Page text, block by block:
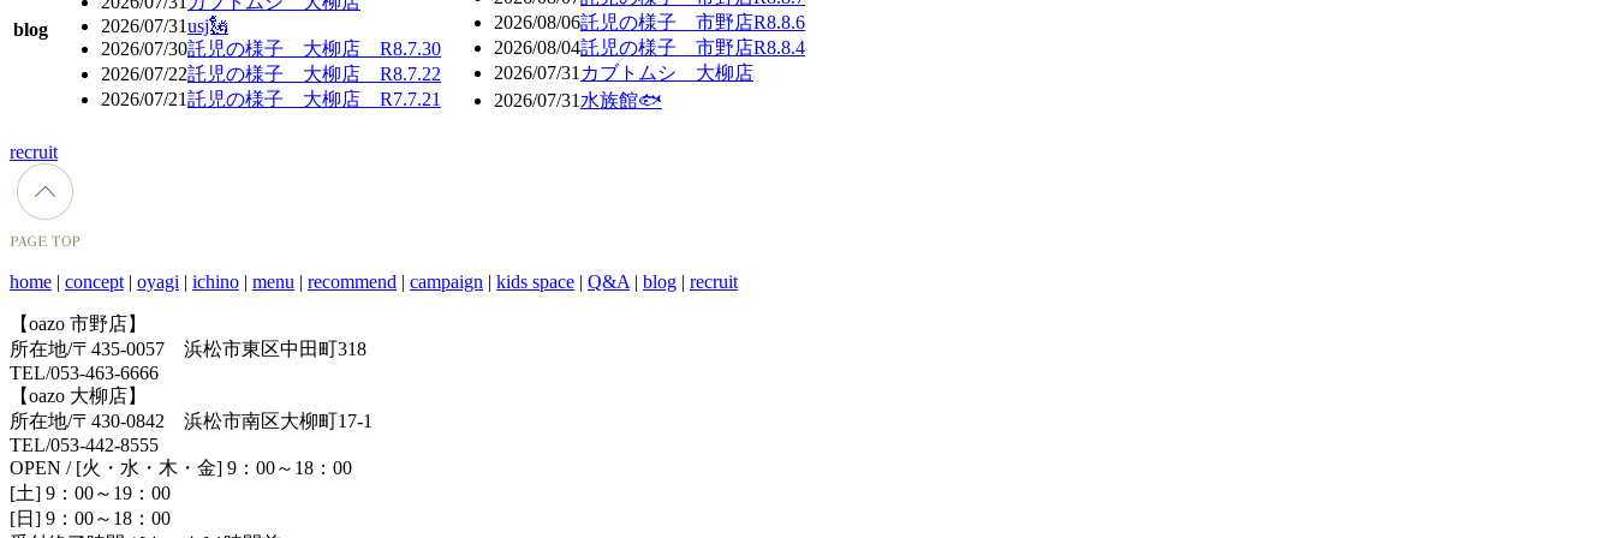
blog
2026/07/31usj🗽
2026/07/30託児の様子 大柳店 R8.7.30
2026/07/22託児の様子 大柳店 R8.7.22
2026/07/21託児の様子 大柳店 R7.7.21
2026/08/06託児の様子 市野店R8.8.6
2026/08/04託児の様子 市野店R8.8.4
2026/07/31 カブトムシ 大柳店
2026/07/31 水族館🐟
recruit
home | concept | oyagi | ichino | menu | recommend | campaign | kids space | Q&A | blog | recruit
【oazo 市野店】
所在地/〒435-0057 浜松市東区中田町318
TEL/053-463-6666
【oazo 大柳店】
所在地/〒430-0842 浜松市南区大柳町17-1
TEL/053-442-8555
OPEN / [火・水・木・金] 9：00～18：00
[土] 9：00～19：00
[日] 9：00～18：00